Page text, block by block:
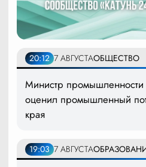
20:12 7 АВГУСТАОБЩЕСТВО
Министр промышленности
оценил промышленный
края
19:03 7 АВГУСТА